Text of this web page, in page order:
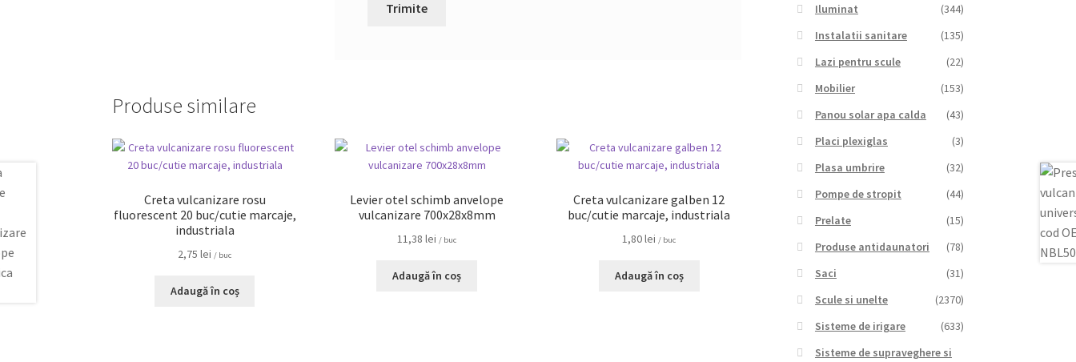
Produse similare
Creta vulcanizare rosu
fluorescent 20 buc/cutie marcaje,
industriala
2,75lei / buc
Adaugă în coș
Levier otel schimb anvelope
vulcanizare 700x28x8mm
11,38lei / buc
Adaugă în coș
Creta vulcanizare galben 12
buc/cutie marcaje, industriala
1,80lei / buc
Adaugă în coș
Iluminat
(344)
Instalatii sanitare
(135)
Lazi pentru scule
(22)
Mobilier
(153)
Panou solar apa calda
(43)
Placi plexiglas
(3)
Plasa umbrire
(32)
Pompe de stropit
(44)
Prelate
(15)
Produse antidaunatori
(78)
Saci
(31)
Scule si unelte
(2370)
Sisteme de irigare
(633)
Sisteme de supraveghere si